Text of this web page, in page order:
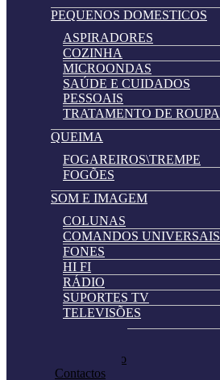
PEQUENOS DOMESTICOS
ASPIRADORES
COZINHA
MICROONDAS
SAÚDE E CUIDADOS
PESSOAIS
TRATAMENTO DE ROUPA
QUEIMA
FOGAREIROS\TREMPE
FOGÕES
SOM E IMAGEM
COLUNAS
COMANDOS UNIVERSAIS
FONES
HI FI
RÁDIO
SUPORTES TV
TELEVISÕES
Pedir Cotação
Contactos